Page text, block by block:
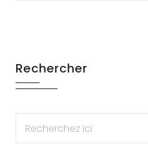
Rechercher